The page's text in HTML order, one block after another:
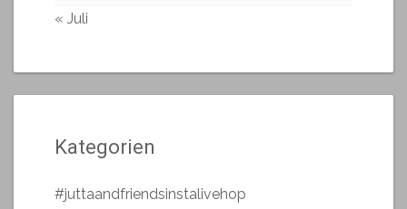
« Juli
Kategorien
#juttaandfriendsinstalivehop